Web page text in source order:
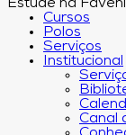
Estude na Faveni
Cursos
Polos
Serviços
Institucional
Canal